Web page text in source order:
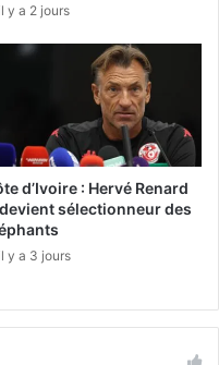
y a 2 jours
d’Ivoire : Hervé Renard
sélectionneur des
y a 3 jours